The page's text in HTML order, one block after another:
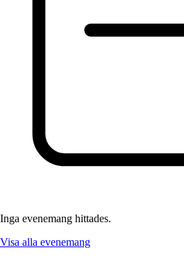
Inga evenemang hittades.
Visa alla evenemang